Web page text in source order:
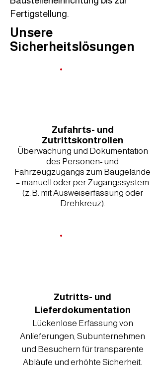
Fertigstellung.
Unsere
Sicherheitslösungen
Zufahrts- und
Zutrittskontrollen
Überwachung und Dokumentation
des Personen- und
Fahrzeugzugangs zum Baugelände
– manuell oder per Zugangssystem
(z. B. mit Ausweiserfassung oder
Drehkreuz).
Zutritts- und
Lieferdokumentation
Lückenlose Erfassung von
Anlieferungen, Subunternehmen
und Besuchern für transparente
Abläufe und erhöhte Sicherheit.